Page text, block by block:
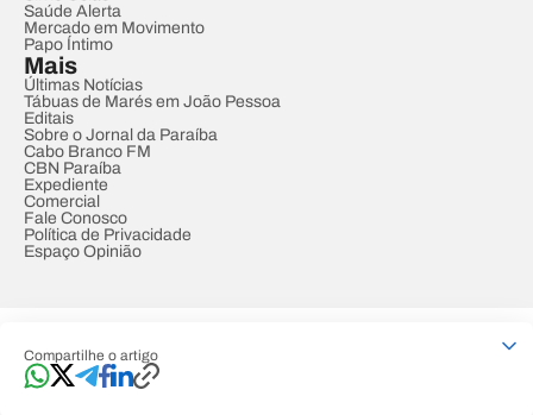
Compartilhe o artigo
Saúde Alerta
Mercado em Movimento
Papo Íntimo
Mais
Últimas Notícias
Tábuas de Marés em João Pessoa
Editais
Sobre o Jornal da Paraíba
Cabo Branco FM
CBN Paraíba
Expediente
Comercial
Fale Conosco
Política de Privacidade
Espaço Opinião
Developed by Designed by